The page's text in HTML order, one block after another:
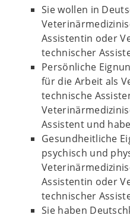
Sie wollen in
Assistentin oder
technischer
Persönliche
für die Arbeit als
technische
Assistent und
Gesundheitliche
psychisch und
Assistentin oder
technischer
Sie haben